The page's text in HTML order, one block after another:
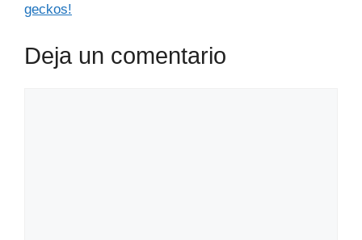
geckos!
Deja un comentario